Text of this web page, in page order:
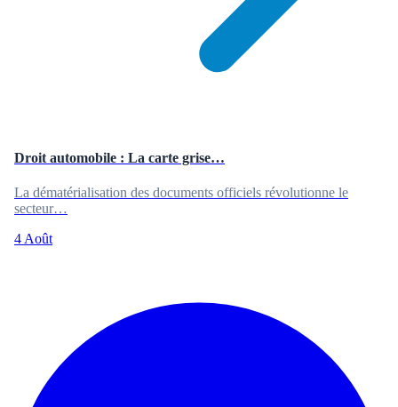
Droit automobile : La carte grise…
La dématérialisation des documents officiels révolutionne le
secteur…
4 Août